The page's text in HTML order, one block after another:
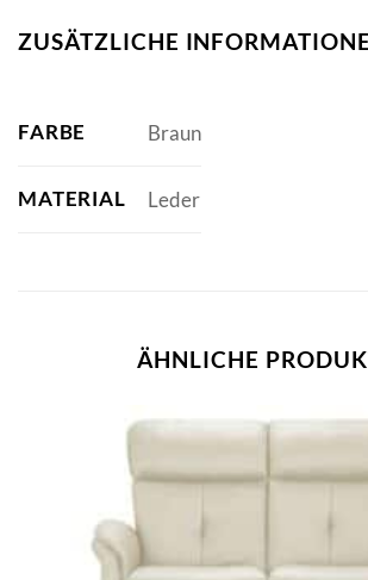
ZUSÄTZLICHE
FARBE Braun
MATERIAL Leder
ÄHNLICHE